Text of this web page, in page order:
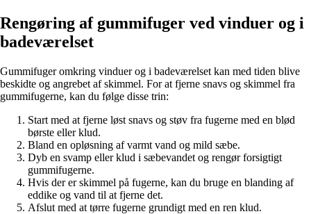
Rengøring af gummifuger ved vinduer og i
badeværelset
Gummifuger omkring vinduer og i badeværelset kan med tiden blive
beskidte og angrebet af skimmel. For at fjerne snavs og skimmel fra
gummifugerne, kan du følge disse trin:
Start med at fjerne løst snavs og støv fra fugerne med en blød
børste eller klud.
Bland en opløsning af varmt vand og mild sæbe.
Dyb en svamp eller klud i sæbevandet og rengør forsigtigt
gummifugerne.
Hvis der er skimmel på fugerne, kan du bruge en blanding af
eddike og vand til at fjerne det.
Afslut med at tørre fugerne grundigt med en ren klud.